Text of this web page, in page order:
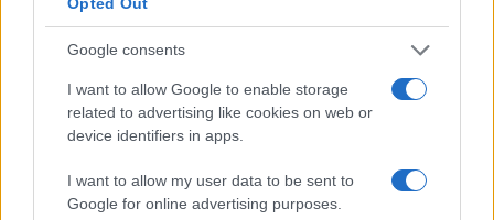
Google consents
I want to allow Google to enable storage
related to advertising like cookies on web or
device identifiers in apps.
I want to allow my user data to be sent to
Google for online advertising purposes.
riconoscono allo studente una riduzione delle tasse
universitarie. Si tratta cioè di esoneri parziali del
contributo di iscrizione all’università che prevedono:
Per gli studenti genitori con figli minori di due anni al
riduzione di un importo fisso, stabilito dal CdA
dell’Ateneo, del contributo onnicomprensivo. Qualora